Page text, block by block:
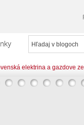
články
elektrina a gazdove